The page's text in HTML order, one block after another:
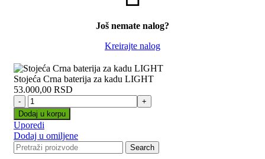
Još nemate nalog?
Kreirajte nalog
Stojeća Crna baterija za kadu LIGHT
53.000,00 RSD
Stojeća
Crna
baterija
za
kadu
LIGHT
Dodaj u korpu
Uporedi
Dodaj u omiljene
Search